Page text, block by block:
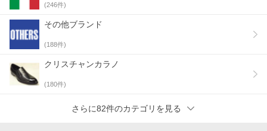
(246件)
その他ブランド
(188件)
クリスチャンカラノ
(180件)
さらに82件のカテゴリを見る